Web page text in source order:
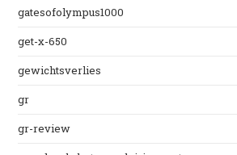
gatesofolympus1000
get-x-650
gewichtsverlies
gr
gr-review